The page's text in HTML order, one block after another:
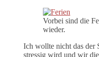
Vorbei sind die
wieder.
Ich wollte nicht das der
stressig wird und wir